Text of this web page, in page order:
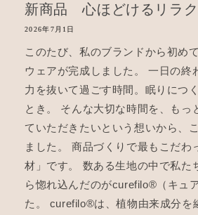
新商品 心ほどけるリラ
2026年7月1日
このたび、私のブランドから初め
ウェアが完成しました。 一日の終
力を抜いて過ごす時間。眠りにつ
とき。 そんな大切な時間を、もっ
ていただきたいという想いから、
ました。 商品づくりで最もこだわ
材」です。 数ある生地の中で私た
ら惚れ込んだのがcurefilo®（キュ
た。 curefilo®は、植物由来成分を